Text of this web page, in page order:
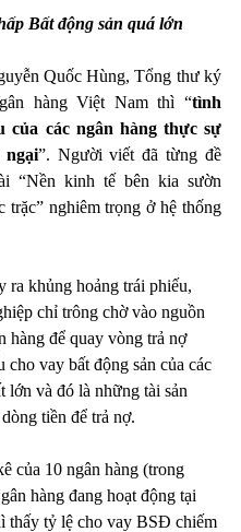
Bất động sản quá lớn
Quốc Hùng, Tổng thư ký
hàng Việt Nam thì “tình
của các ngân hàng thực sự
”. Người viết đã từng đề
“Nền kinh tế bên kia sườn
trặc” nghiêm trọng ở hệ thống
ra khủng hoảng trái phiếu,
chỉ trông chờ vào nguồn
hàng để quay vòng trả nợ
cho vay bất động sản của các
lớn và đó là những tài sản
tiền để trả nợ.
của 10 ngân hàng (trong
hàng đang hoạt động tại
thấy tỷ lệ cho vay BSĐ chiếm